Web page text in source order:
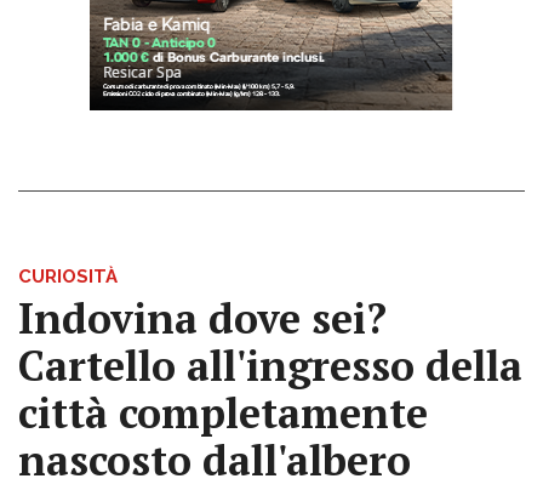
CURIOSITÀ
Indovina dove sei?
Cartello all'ingresso della
città completamente
nascosto dall'albero